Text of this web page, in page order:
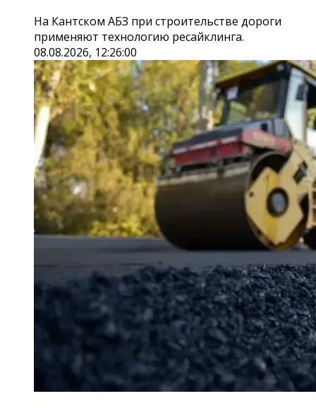
На Кантском АБЗ при строительстве дороги
применяют технологию ресайклинга.
08.08.2026, 12:26:00